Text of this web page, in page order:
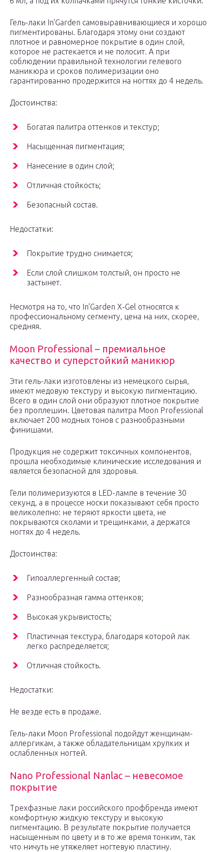
Гель-лаки In’Garden самовыравнивающиеся и хорошо
пигментированы. Благодаря этому они создают
плотное и равномерное покрытие в один слой,
которое не растекается и не полосит. А при
соблюдении правильной технологии гелевого
маникюра и сроков полимеризации оно
гарантированно продержится на ногтях до 4 недель.
Достоинства:
Богатая палитра оттенков и текстур;
Насыщенная пигментация;
Нанесение в один слой;
Отличная стойкость;
Безопасный состав.
Недостатки:
Покрытие трудно снимается;
Если слой слишком толстый, он просто не
застынет.
Несмотря на то, что In’Garden X-Gel относятся к
профессиональному сегменту, цена на них, скорее,
средняя.
Moon Professional – премиальное
качество и суперстойкий маникюр
Эти гель-лаки изготовлены из немецкого сырья,
имеют медовую текстуру и высокую пигментацию.
Всего в один слой они образуют плотное покрытие
без проплешин. Цветовая палитра Moon Professional
включает 200 модных тонов с разнообразными
финишами.
Продукция не содержит токсичных компонентов,
прошла необходимые клинические исследования и
является безопасной для здоровья.
Гели полимеризуются в LED-лампе в течение 30
секунд, а в процессе носки показывают себя просто
великолепно: не теряют яркости цвета, не
покрываются сколами и трещинками, а держатся
ногтях до 4 недель.
Достоинства:
Гипоаллергенный состав;
Разнообразная гамма оттенков;
Высокая укрывистость;
Пластичная текстура, благодаря которой лак
легко распределяется;
Отличная стойкость.
Недостатки:
Не везде есть в продаже.
Гель-лаки Moon Professional подойдут женщинам-
аллергикам, а также обладательницам хрупких и
ослабленных ногтей.
Nano Professional Nanlac – невесомое
покрытие
Трехфазные лаки российского профбренда имеют
комфортную жидкую текстуру и высокую
пигментацию. В результате покрытие получается
насыщенным по цвету и в то же время тонким, так
что ничуть не утяжеляет ногтевую пластину.